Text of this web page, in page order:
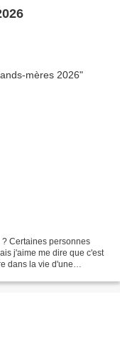
Certaines personnes
j'aime me dire que c'est
dans la vie d'une